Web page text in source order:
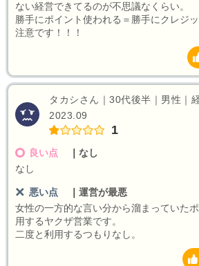
ない経営できてるのが不思議なくらい。
勝手にポイント使われる＝勝手にクレジ
注意です！！！
タカシさん｜30代後半｜男性｜
2023.09
1
良い点
なし
なし
悪い点
運営が最悪
女性の一方的な言い分から溜まっていた
用するヤクザ営業です。
二度と利用するつもりなし。